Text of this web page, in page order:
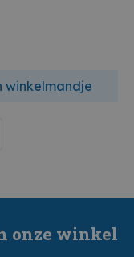
winkelmandje
onze winkel